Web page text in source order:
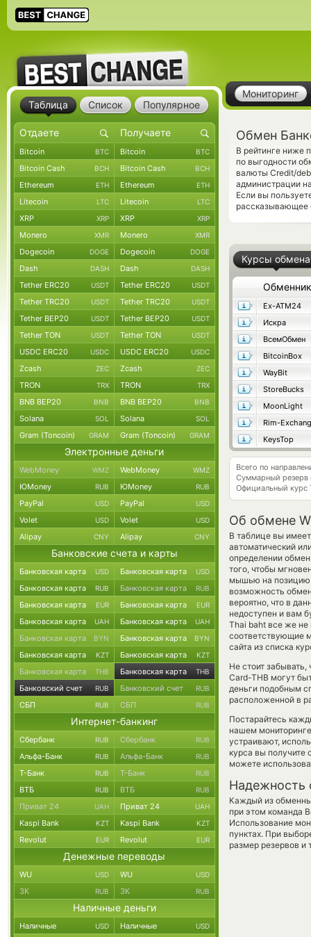
Мониторинг
Обмен
В рейтинге ниже
по выгодности
валюты Credit/
администрации
Если вы
рассказывающее
Курсы обмена
Обменник
Ex-ATM24
Искра
ВсемОбмен
BitcoinBox
WayBit
StoreBucks
MoonLight
Rim-
KeysTop
Всего по
Суммарный резерв
Официальный курс
Об обмене
В таблице вы
автоматический
определении
того, чтобы
мышью на позицию
возможность
вероятно, что в
недоступен и вам
Thai baht все же
соответствующие
сайта из списка
Не стоит
Card-THB могут
деньги подобным
расположенной в
Постарайтесь
нашем
устраивают,
курса вы получите
можете
Надежность
Каждый из
при этом команда
Использование
пунктах. При
размер резервов и
Таблица Список Популярное
Bitcoin BTC Bitcoin BTC
Bitcoin Cash BCH Bitcoin Cash BCH
Ethereum ETH Ethereum ETH
Litecoin LTC Litecoin LTC
XRP XRP XRP XRP
Monero XMR Monero XMR
Dogecoin DOGE Dogecoin DOGE
Dash DASH Dash DASH
Tether ERC20 USDT Tether ERC20 USDT
Tether TRC20 USDT Tether TRC20 USDT
Tether BEP20 USDT Tether BEP20 USDT
Tether TON USDT Tether TON USDT
USDC ERC20 USDC USDC ERC20 USDC
Zcash ZEC Zcash ZEC
TRON TRX TRON TRX
BNB BEP20 BNB BNB BEP20 BNB
Solana SOL Solana SOL
Gram (Toncoin) GRAM Gram (Toncoin) GRAM
Электронные деньги
WebMoney WMZ WebMoney WMZ
ЮMoney RUB ЮMoney RUB
PayPal USD PayPal USD
Volet USD Volet USD
Alipay CNY Alipay CNY
Банковские счета и карты
Банковская карта USD Банковская карта USD
Банковская карта RUB Банковская карта RUB
Банковская карта EUR Банковская карта EUR
Банковская карта UAH Банковская карта UAH
Банковская карта BYN Банковская карта BYN
Банковская карта KZT Банковская карта KZT
Банковская карта THB Банковская карта THB
Банковский счет RUB Банковский счет RUB
СБП RUB СБП RUB
Интернет-банкинг
Сбербанк RUB Сбербанк RUB
Альфа-Банк RUB Альфа-Банк RUB
Т-Банк RUB Т-Банк RUB
ВТБ RUB ВТБ RUB
Приват 24 UAH Приват 24 UAH
Kaspi Bank KZT Kaspi Bank KZT
Revolut EUR Revolut EUR
Денежные переводы
WU USD WU USD
ЗК RUB ЗК RUB
Наличные деньги
Наличные USD Наличные USD